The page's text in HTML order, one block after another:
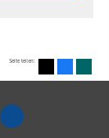
Seite teilen: